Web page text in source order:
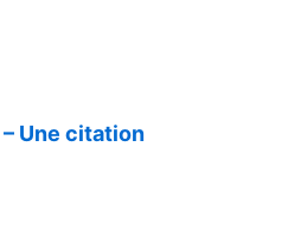
Une citation